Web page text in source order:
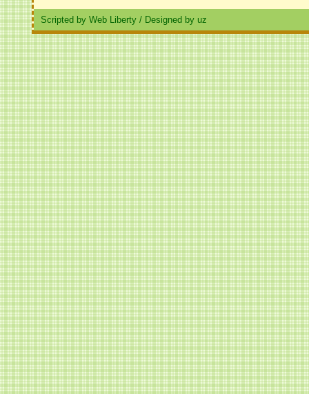
Scripted by Web Liberty / Designed by uz